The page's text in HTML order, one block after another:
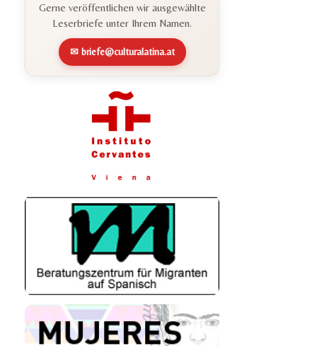
Gerne veröffentlichen wir ausgewählte
Leserbriefe unter Ihrem Namen.
✉ briefe@culturalatina.at